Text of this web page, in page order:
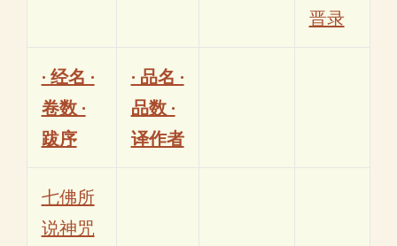
晋录
· 经名 ·
卷数 ·
跋序
· 品名 ·
品数 ·
译作者
七佛所
说神咒